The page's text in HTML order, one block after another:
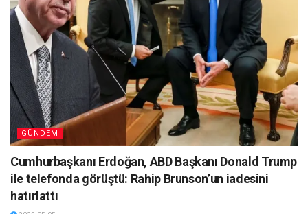
GÜNDEM
Cumhurbaşkanı Erdoğan, ABD Başkanı Donald Trump
ile telefonda görüştü: Rahip Brunson’un iadesini
hatırlattı